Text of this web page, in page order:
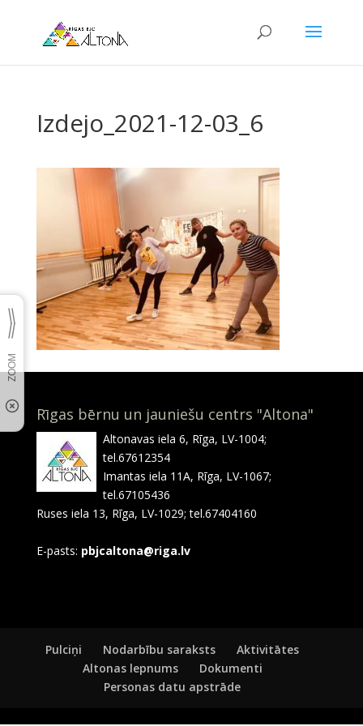
Izdejo_2021-12-03_6
Rīgas bērnu un jauniešu centrs "Altona"
Altonavas iela 6, Rīga, LV-1004;
tel.67612354
Imantas iela 11A, Rīga, LV-1067;
tel.67105436
Ruses iela 13, Rīga, LV-1029; tel.67404160
E-pasts: pbjcaltona@riga.lv
Pulciņi Nodarbību saraksts
Aktivitātes
Altonas lepnums
Dokumenti
Personas datu apstrāde